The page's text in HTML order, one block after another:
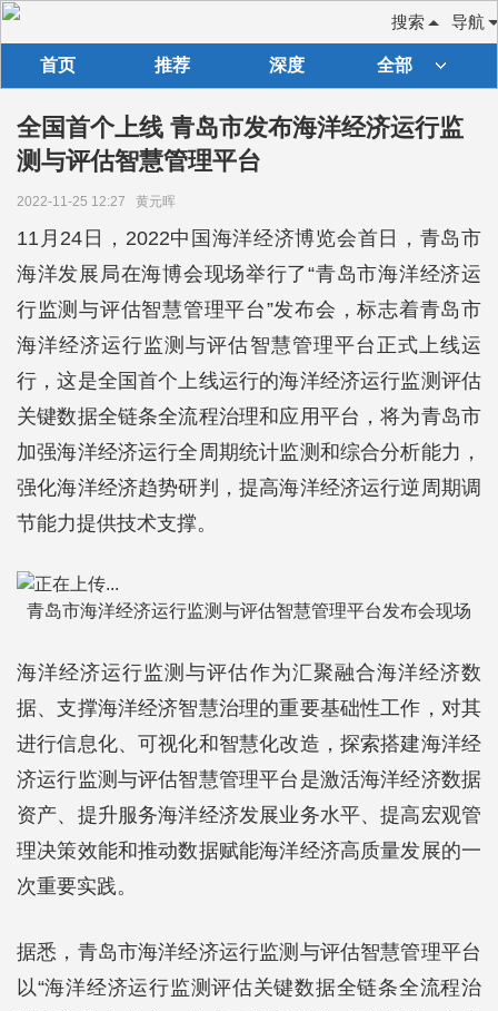
导航
搜索
首页 推荐 深度 全部
全国首个上线 青岛市发布海洋经济运行监
测与评估智慧管理平台
2022-11-25 12:27 黄元晖
11月24日，2022中国海洋经济博览会首日，青岛市
海洋发展局在海博会现场举行了“青岛市海洋经济运
行监测与评估智慧管理平台”发布会，标志着青岛市
海洋经济运行监测与评估智慧管理平台正式上线运
行，这是全国首个上线运行的海洋经济运行监测评估
关键数据全链条全流程治理和应用平台，将为青岛市
加强海洋经济运行全周期统计监测和综合分析能力，
强化海洋经济趋势研判，提高海洋经济运行逆周期调
节能力提供技术支撑。
青岛市海洋经济运行监测与评估智慧管理平台发布会现场
海洋经济运行监测与评估作为汇聚融合海洋经济数
据、支撑海洋经济智慧治理的重要基础性工作，对其
进行信息化、可视化和智慧化改造，探索搭建海洋经
济运行监测与评估智慧管理平台是激活海洋经济数据
资产、提升服务海洋经济发展业务水平、提高宏观管
理决策效能和推动数据赋能海洋经济高质量发展的一
次重要实践。
据悉，青岛市海洋经济运行监测与评估智慧管理平台
以“海洋经济运行监测评估关键数据全链条全流程治